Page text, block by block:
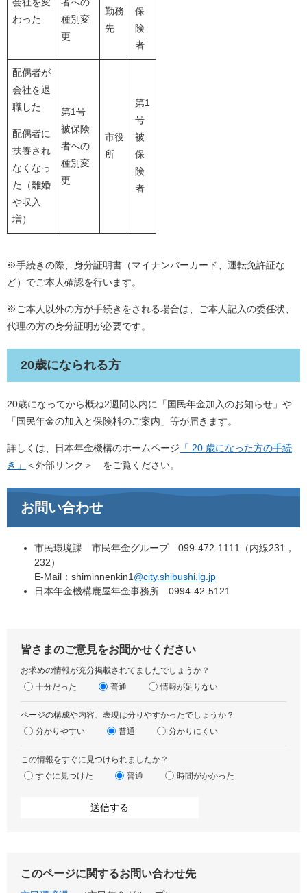
わった
種別変
更
勤務
先
保
険
者
配偶者が
会社を退
職した
配偶者に
扶養され
なくなっ
た（離婚
や収入
増）
第1号
被保険
者への
種別変
更
市役
所
第1
号
被
保
険
者
※手続きの際、身分証明書（マイナンバーカード、運転免許証な
ど）でご本人確認を行います。
※ご本人以外の方が手続きをされる場合は、ご本人記入の委任状、
代理の方の身分証明が必要です。
20歳になられる方
20歳になってから概ね2週間以内に「国民年金加入のお知らせ」や
「国民年金の加入と保険料のご案内」等が届きます。
詳しくは、日本年金機構のホームページ 「 20 歳になった方の手続
き」
＜外部リンク＞ をご覧ください。
お問い合わせ
市民環境課 市民年金グループ 099-472-1111（内線231，
232）
E-Mail：shiminnenkin1 @city.shibushi.lg.jp
日本年金機構鹿屋年金事務所 0994-42-5121
皆さまのご意見をお聞かせください
お求めの情報が充分掲載されてましたでしょうか？
十分だった
普通 情報が足りない
ページの構成や内容、表現は分りやすかったでしょうか？
分かりやすい
普通 分かりにくい
この情報をすぐに見つけられましたか？
すぐに見つけた
普通 時間がかかった
このページに関するお問い合わせ先